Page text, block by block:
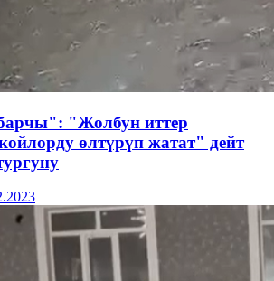
"Жолбун иттер
өлтүрүп жатат" дейт